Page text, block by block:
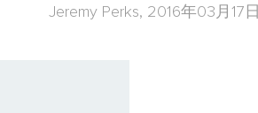
Jeremy Perks, 2016年03月17日